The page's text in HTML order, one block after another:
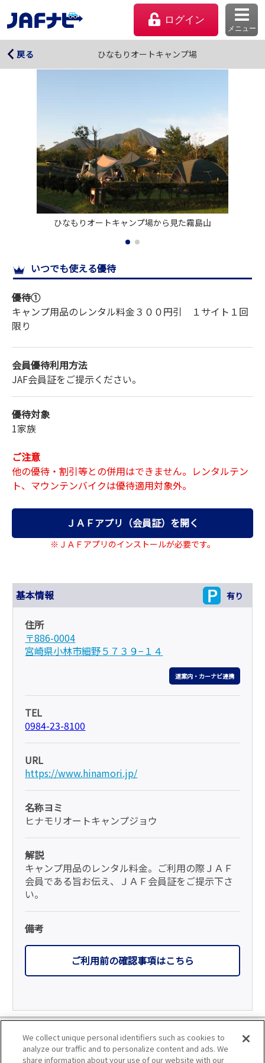
ログイン
メニュー
マイページ
会員優待のご利用方法
サイトマップ
戻る ひなもりオートキャンプ場
ひなもりオートキャンプ場
ひなもりオートキャンプ場から見た霧島山
いつでも使える優待
優待①
キャンプ用品のレンタル料金３００円引 １サイト１回
限り
会員優待利用方法
JAF会員証をご提示ください。
優待対象
1家族
ご注意
他の優待・割引等との併用はできません。レンタルテン
ト、マウンテンバイクは優待適用対象外。
ＪＡＦアプリ（会員証）を開く
※ＪＡＦアプリのインストールが必要です。
基本情報 有り
住所
〒886-0004
宮崎県小林市細野５７３９−１４
道案内・カーナビ連携
TEL
0984-23-8100
URL
https://www.hinamori.jp/
名称ヨミ
ヒナモリオートキャンプジョウ
解説
キャンプ用品のレンタル料金。ご利用の際ＪＡＦ
会員である旨お伝え、ＪＡＦ会員証をご提示下さ
い。
備考
ご利用前の確認事項はこちら
個人情報の取り扱いについて
We collect unique personal identifiers such as cookies to
analyze our traffic and to personalize content and ads. We
share information about your use of our website with our